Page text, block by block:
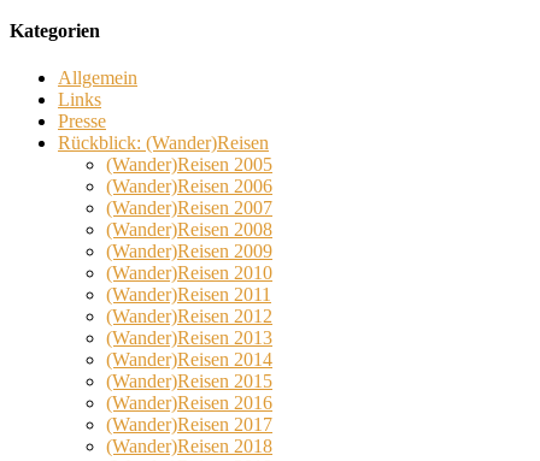
Kategorien
Allgemein
Links
Presse
Rückblick: (Wander)Reisen
(Wander)Reisen 2005
(Wander)Reisen 2006
(Wander)Reisen 2007
(Wander)Reisen 2008
(Wander)Reisen 2009
(Wander)Reisen 2010
(Wander)Reisen 2011
(Wander)Reisen 2012
(Wander)Reisen 2013
(Wander)Reisen 2014
(Wander)Reisen 2015
(Wander)Reisen 2016
(Wander)Reisen 2017
(Wander)Reisen 2018